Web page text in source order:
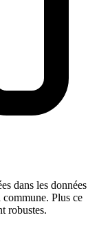
dans les données
Plus ce
robustes.